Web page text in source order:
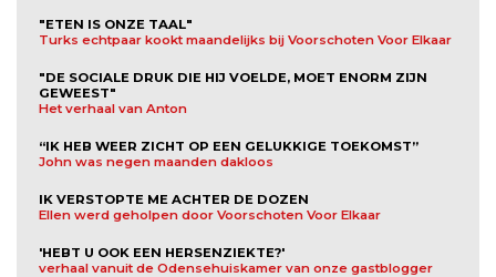
"ETEN IS ONZE TAAL"
Turks echtpaar kookt maandelijks bij Voorschoten Voor Elkaar
"DE SOCIALE DRUK DIE HIJ VOELDE, MOET ENORM ZIJN
GEWEEST"
Het verhaal van Anton
“IK HEB WEER ZICHT OP EEN GELUKKIGE TOEKOMST”
John was negen maanden dakloos
IK VERSTOPTE ME ACHTER DE DOZEN
Ellen werd geholpen door Voorschoten Voor Elkaar
'HEBT U OOK EEN HERSENZIEKTE?'
verhaal vanuit de Odensehuiskamer van onze gastblogger